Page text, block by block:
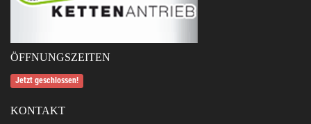
ÖFFNUNGSZEITEN
Jetzt geschlossen!
KONTAKT